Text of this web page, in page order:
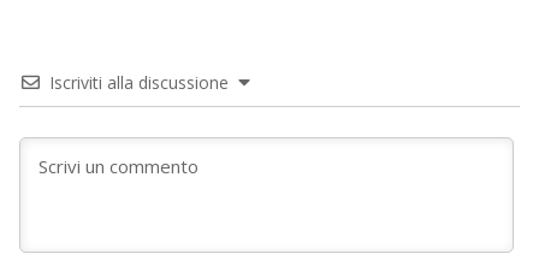
Iscriviti alla discussione